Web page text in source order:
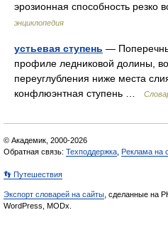
эрозионная способность резко
энциклопедия
устьевая ступень —
профиле ледниковой долины,
переуглубления ниже места
конфлюэнтная ступень …
© Академик, 2000-2026
Обратная связь: Техподдержка Реклама на
👣 Путешествия
Экспорт словарей на сайты , сделанные на
WordPress, MODx.